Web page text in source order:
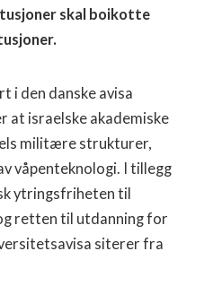
skal boikotte
i den danske avisa
at israelske akademiske
militære strukturer,
våpenteknologi. I tillegg
ytringsfriheten til
retten til utdanning for
siterer fra